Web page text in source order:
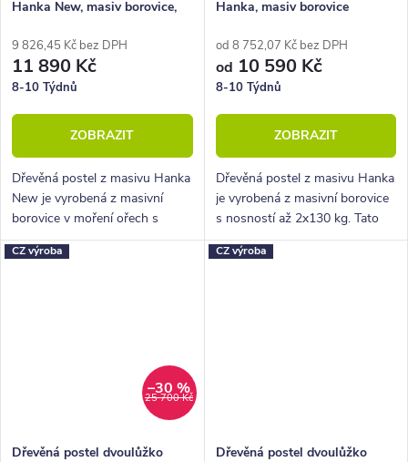
Hanka New, masiv borovice,
9 826,45 Kč bez DPH
11 890 Kč
8-10 Týdnů
ZOBRAZIT
Dřevěná postel z masivu Hanka
New je vyrobená z masivní
borovice v moření ořech s
nosností až 2x130 kg. Tato
postel je ideální pro použití do
Hanka, masiv borovice
od 8 752,07 Kč bez DPH
od 10 590 Kč
8-10 Týdnů
ZOBRAZIT
Dřevěná postel z masivu Hanka
je vyrobená z masivní borovice
s nosností až 2x130 kg. Tato
postel je ideální pro použití do
ložnice, pokoje pro hosty nebo
CZ výroba
25 700 Kč
–30 %
Dřevěná postel dvoulůžko
CZ výroba
Dřevěná postel dvoulůžko